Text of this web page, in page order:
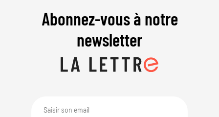
Abonnez-vous à notre
newsletter